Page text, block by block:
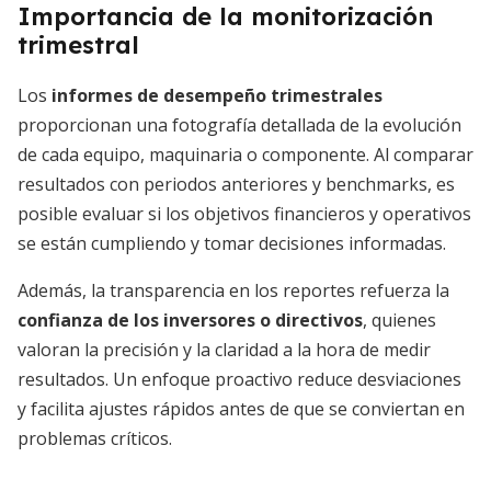
Importancia de la monitorización
trimestral
Los informes de desempeño trimestrales
proporcionan una fotografía detallada de la evolución
de cada equipo, maquinaria o componente. Al comparar
resultados con periodos anteriores y benchmarks, es
posible evaluar si los objetivos financieros y operativos
se están cumpliendo y tomar decisiones informadas.
Además, la transparencia en los reportes refuerza la
confianza de los inversores o directivos, quienes
valoran la precisión y la claridad a la hora de medir
resultados. Un enfoque proactivo reduce desviaciones
y facilita ajustes rápidos antes de que se conviertan en
problemas críticos.